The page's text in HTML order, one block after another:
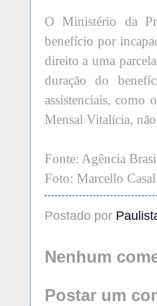
O Ministério da
benefício por
direito a uma
duração do
assistenciais, como
Mensal Vitalícia,
Fonte: Agência
Foto: Marcello
Postado por
Nenhum
Postar um